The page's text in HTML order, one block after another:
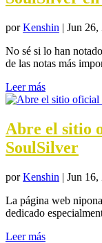
porKenshin | Jun 26,
No sé si lo han
de las notas más
Leer más
Abre el sitio
SoulSilver
porKenshin | Jun 16,
La página web
dedicado
Leer más